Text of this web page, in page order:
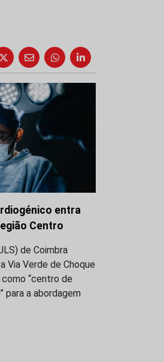
entra
Centro
de Coimbra
Via Verde de Choque
“centro de
para a abordagem